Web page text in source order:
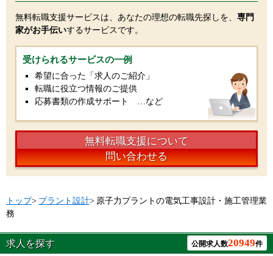
無料転職支援サービスは、あなたの理想の転職先探しを、 専門
家がお手伝いするサービスです。
受けられるサービスの一例
希望に合った「求人のご紹介」
転職に役立つ情報のご提供
応募書類の作成サポート …など
無料転職支援について
問い合わせる
トップ> プラント設計> 原子力プラントの電気工事設計・施工管理業
務
求人を探す 公開求人数20949件